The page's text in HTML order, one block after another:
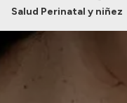
Salud Perinatal y niñez